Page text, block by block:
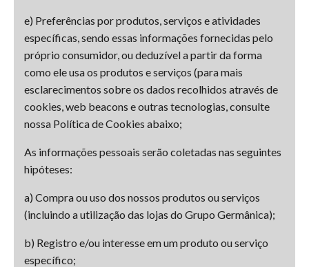
e) Preferências por produtos, serviços e atividades
específicas, sendo essas informações fornecidas pelo
próprio consumidor, ou deduzível a partir da forma
como ele usa os produtos e serviços (para mais
esclarecimentos sobre os dados recolhidos através de
cookies, web beacons e outras tecnologias, consulte
nossa Política de Cookies abaixo;
As informações pessoais serão coletadas nas seguintes
hipóteses:
a) Compra ou uso dos nossos produtos ou serviços
(incluindo a utilização das lojas do Grupo Germânica);
b) Registro e/ou interesse em um produto ou serviço
específico;